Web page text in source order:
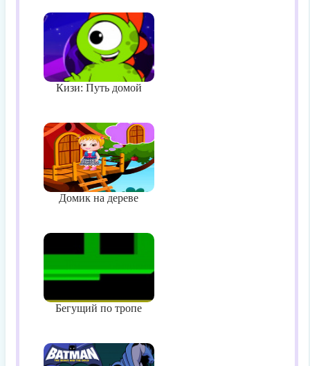
Кизи: Путь домой
Домик на дереве
Бегущий по тропе